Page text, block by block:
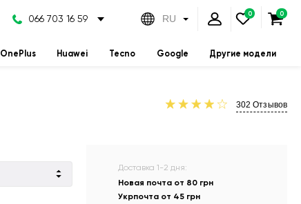
066 703 16 59 RU
OnePlus Huawei Tecno Google Другие модели
302 Отзывов
Доставка 1-2 дня:
Новая почта от 80 грн
Укрпочта от 45 грн